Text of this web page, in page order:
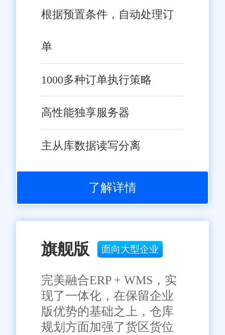
根据预置条件，自动处理订
单
1000多种订单执行策略
高性能独享服务器
主从库数据读写分离
了解详情
旗舰版 面向大型企业
完美融合ERP + WMS，实
现了一体化，在保留企业
版优势的基础之上，仓库
规划方面加强了货区货位